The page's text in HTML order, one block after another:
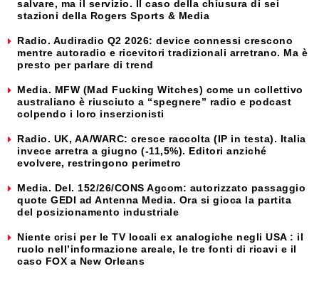
salvare, ma il servizio. Il caso della chiusura di sei
stazioni della Rogers Sports & Media
Radio. Audiradio Q2 2026: device connessi crescono
mentre autoradio e ricevitori tradizionali arretrano. Ma è
presto per parlare di trend
Media. MFW (Mad Fucking Witches) come un collettivo
australiano è riusciuto a “spegnere” radio e podcast
colpendo i loro inserzionisti
Radio. UK, AA/WARC: cresce raccolta (IP in testa). Italia
invece arretra a giugno (-11,5%). Editori anziché
evolvere, restringono perimetro
Media. Del. 152/26/CONS Agcom: autorizzato passaggio
quote GEDI ad Antenna Media. Ora si gioca la partita
del posizionamento industriale
Niente crisi per le TV locali ex analogiche negli USA : il
ruolo nell’informazione areale, le tre fonti di ricavi e il
caso FOX a New Orleans